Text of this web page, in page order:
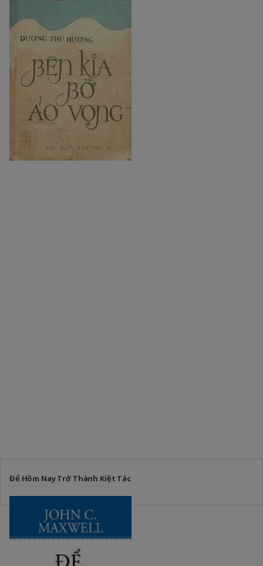
Để Hôm Nay Trở Thành Kiệt Tác